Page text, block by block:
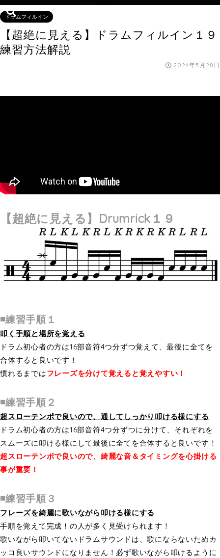
ドラムフィルイン
【超絶に見える】ドラムフィルイン１９
練習方法解説
2024年5月28日
【超絶に見える】 Drumrick１９
◾️練習手順１
叩く手順と場所を覚える
ドラム初心者の方は16部音符4つ分ずつ覚えて、最後に全てを
合体すると良いです！
慣れるまではフレーズを分けて覚えると覚えやすい！
◾️練習手順２
超スローテンポで良いので、通してしっかり叩ける様にする
ドラム初心者の方は16部音符4つ分ずつに分けて、それぞれを
スムーズに叩ける様にして最後に全てを合体すると良いです！
超スローテンポで良いので、綺麗な音＆タイミングを心掛ける
事が重要！
◾️練習手順３
フレーズを綺麗に歌いながら叩ける様にする
手順を覚えて完成！の人が多く見受けられます！
歌いながら叩いてないドラムサウンドは、歌にならないためカ
ッコ良いサウンドになりません！必ず歌いながら叩けるように